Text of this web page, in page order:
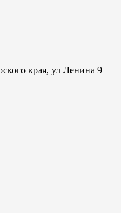
края, ул Ленина 9